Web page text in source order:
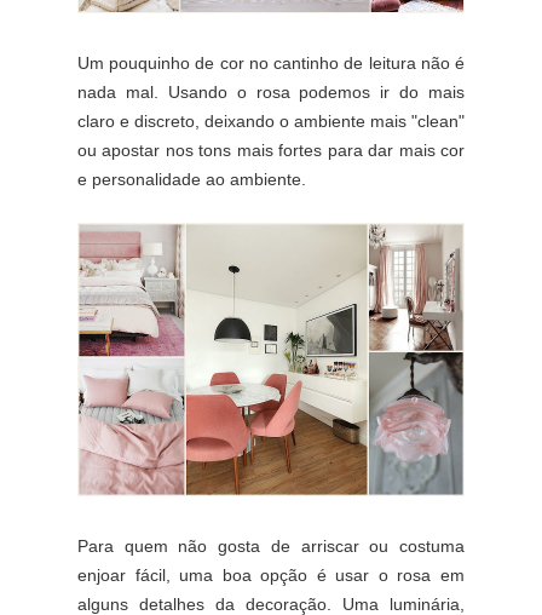
Um pouquinho de cor no cantinho de leitura não é
nada mal. Usando o rosa podemos ir do mais
claro e discreto, deixando o ambiente mais "clean"
ou apostar nos tons mais fortes para dar mais cor
e personalidade ao ambiente.
Para quem não gosta de arriscar ou costuma
enjoar fácil, uma boa opção é usar o rosa em
alguns detalhes da decoração. Uma luminária,